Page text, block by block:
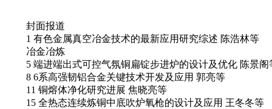
封面报道
1 有色金属真空冶金技术的最新应用研究综述 陈浩林等
冶金冶炼
5 端进端出式可控气氛铜扁锭步进炉的设计及优化 陈景阁
8 6系高强韧铝合金关键技术开发及应用 郭亮等
11 铜熔体净化研究进展 焦晓亮等
15 全热态连续炼铜中底吹炉氧枪的设计及应用 王冬冬等